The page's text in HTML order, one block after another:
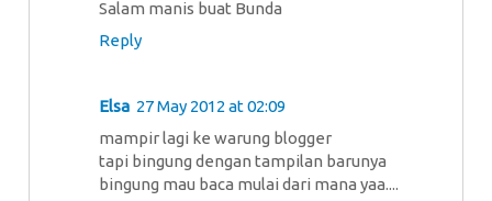
Salam manis buat Bunda
Reply
Elsa 27 May 2012 at 02:09
mampir lagi ke warung blogger
tapi bingung dengan tampilan barunya
bingung mau baca mulai dari mana yaa....